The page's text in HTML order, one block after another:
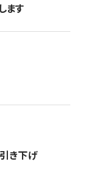
ます
き下げ